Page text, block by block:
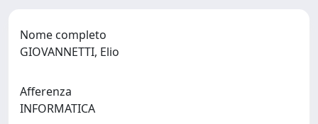
Nome completo
GIOVANNETTI, Elio
Afferenza
INFORMATICA